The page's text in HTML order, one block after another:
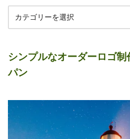
シンプルなオーダーロゴ制
パン